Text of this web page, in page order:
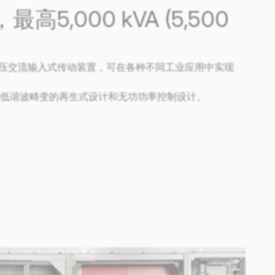
最高5,000 kVA (5,500
交流输入式传动装置，可在各种不同工业应用中实现
谐波畸变的再生式设计和无功功率控制设计。